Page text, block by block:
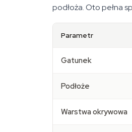
podłoża. Oto pełna
Parametr
Gatunek
Podłoże
Warstwa okrywowa